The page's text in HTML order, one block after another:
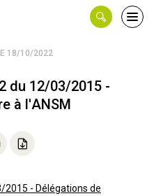
18/10/2022
du 12/03/2015 -
à l'ANSM
2015 - Délégations de